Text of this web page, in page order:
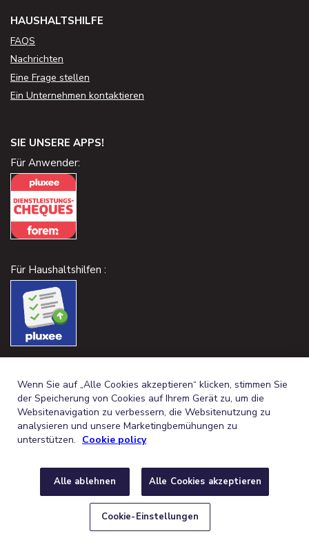
HAUSHALTSHILFE
FAQS
Nachrichten
Eine Frage stellen
Ein Unternehmen kontaktieren
SIE UNSERE APPS!
Für Anwender:
Für Haushaltshilfen :
GERMAN (BELGIUM)
FRFRANÇAIS (BELGIQUE)
RECHTLICHE HINWEISE DATENSCHUTZ
Wenn Sie auf „Alle Cookies akzeptieren“ klicken, stimmen Sie
der Speicherung von Cookies auf Ihrem Gerät zu, um die
Websitenavigation zu verbessern, die Websitenutzung zu
analysieren und unsere Marketingbemühungen zu
unterstützen. Cookie policy
Alle ablehnen Alle Cookies akzeptieren
Cookie-Einstellungen